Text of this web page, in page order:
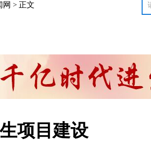
网 > 正文
项目建设